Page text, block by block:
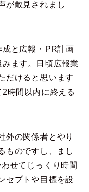
が散見されまし
と広報・PR計画
ます。日頃広報業
だけると思います
時間以内に終える
外の関係者とやり
ものですし、まし
せてじっくり時間
セプトや目標を設